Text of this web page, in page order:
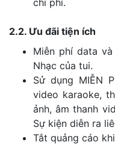
chi phí.
2.2. Ưu đãi tiện ích
Miễn phí data
Nhạc của tui.
Sử dụng MIỄN
video karaoke,
ảnh, âm thanh
Sự kiện diễn ra
Tắt quảng cáo